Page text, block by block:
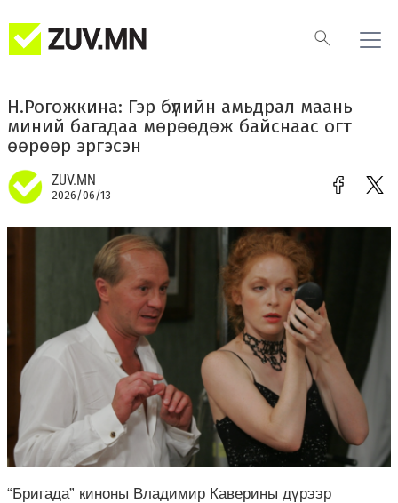
Н.Рогожкина: Гэр бүлийн амьдрал маань
миний багадаа мөрөөдөж байснаас огт
өөрөөр эргэсэн
ZUV.MN
2026/06/13
“Бригада” киноны Владимир Каверины дүрээр